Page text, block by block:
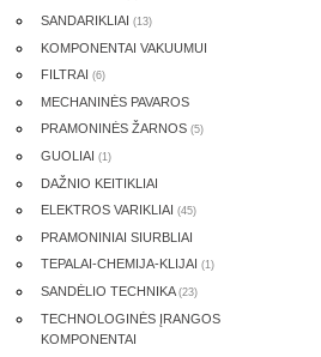
SANDARIKLIAI (13)
KOMPONENTAI VAKUUMUI
FILTRAI (6)
MECHANINĖS PAVAROS
PRAMONINĖS ŽARNOS (5)
GUOLIAI (1)
DAŽNIO KEITIKLIAI
ELEKTROS VARIKLIAI (45)
PRAMONINIAI SIURBLIAI
TEPALAI-CHEMIJA-KLIJAI (1)
SANDĖLIO TECHNIKA (23)
TECHNOLOGINĖS ĮRANGOS
KOMPONENTAI